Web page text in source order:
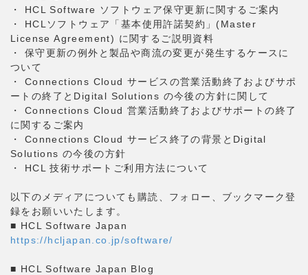
・ HCL Software ソフトウェア保守更新に関するご案内
・ HCLソフトウェア「基本使用許諾契約」(Master
License Agreement) に関するご説明資料
・ 保守更新の例外と製品や商流の変更が発生するケースに
ついて
・ Connections Cloud サービスの営業活動終了およびサポ
ートの終了とDigital Solutions の今後の方針に関して
・ Connections Cloud 営業活動終了およびサポートの終了
に関するご案内
・ Connections Cloud サービス終了の背景とDigital
Solutions の今後の方針
・ HCL 技術サポートご利用方法について
以下のメディアについても購読、フォロー、ブックマーク登
録をお願いいたします。
■ HCL Software Japan
https://hcljapan.co.jp/software/
■ HCL Software Japan Blog